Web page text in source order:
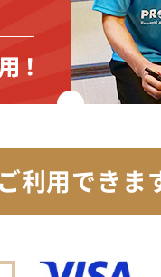
ご利用できま